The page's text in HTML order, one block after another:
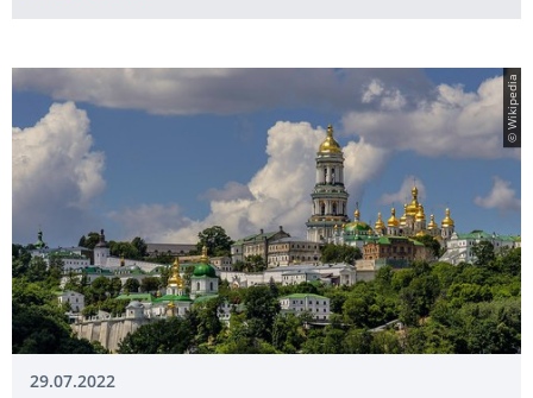
© Wikipedia
29.07.2022